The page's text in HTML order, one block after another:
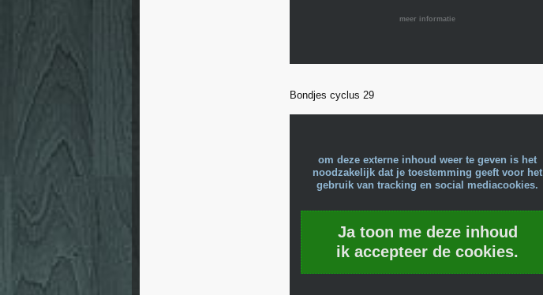
meer informatie
Bondjes cyclus 29
om deze externe inhoud weer te geven is het
noodzakelijk dat je toestemming geeft voor het
gebruik van tracking en social mediacookies.
Ja toon me deze inhoud
ik accepteer de cookies.